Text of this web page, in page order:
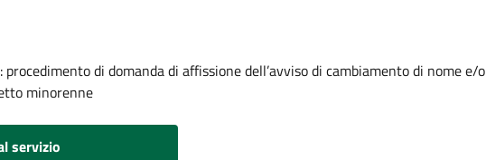
procedimento di domanda di affissione dell’avviso di cambiamento di nome e/o
minorenne
servizio